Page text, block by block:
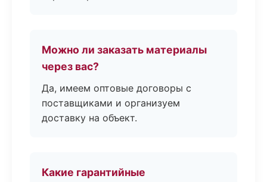
Можно ли заказать материалы
через вас?
Да, имеем оптовые договоры с
поставщиками и организуем
доставку на объект.
Какие гарантийные